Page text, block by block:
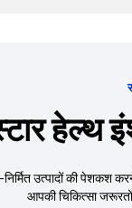
हेल्थ
उत्पादों की पेशकश
आपकी चिकित्सा